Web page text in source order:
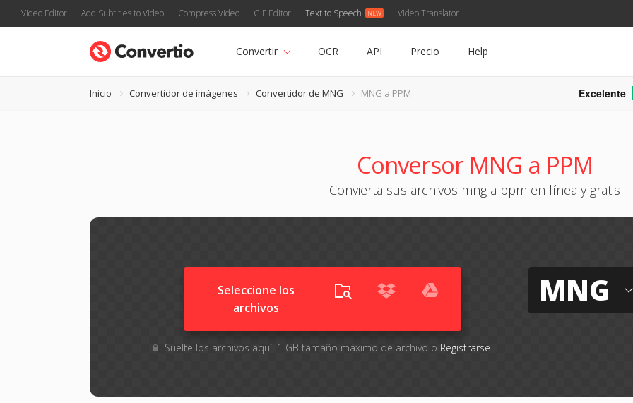
Video Editor Add Subtitles to Video Compress Video GIF Editor Text to Speech Video Translator
Convertir OCR API Precio Help
Inicio Convertidor de imágenes Convertidor de MNG MNG a PPM Excelente
Conversor MNG a PPM
Convierta sus archivos mng a ppm en línea y gratis
Seleccione los
archivos
Suelte los archivos aquí. 1 GB tamaño máximo de archivo o Registrarse
MNG